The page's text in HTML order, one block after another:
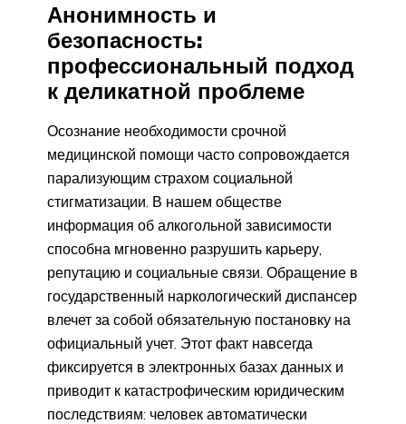
Анонимность и
безопасность:
профессиональный подход
к деликатной проблеме
Осознание необходимости срочной
медицинской помощи часто сопровождается
парализующим страхом социальной
стигматизации. В нашем обществе
информация об алкогольной зависимости
способна мгновенно разрушить карьеру,
репутацию и социальные связи. Обращение в
государственный наркологический диспансер
влечет за собой обязательную постановку на
официальный учет. Этот факт навсегда
фиксируется в электронных базах данных и
приводит к катастрофическим юридическим
последствиям: человек автоматически